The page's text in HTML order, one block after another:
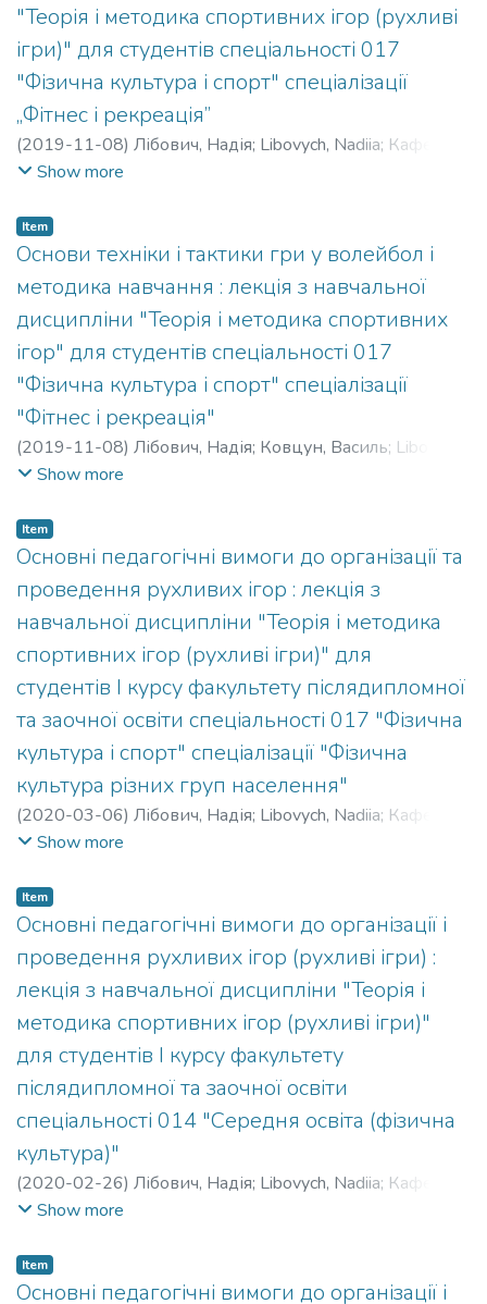
"Теорія і методика спортивних ігор (рухливі
ігри)" для студентів спеціальності 017
"Фізична культура і спорт" спеціалізації
„Фітнес і рекреація”
(2019-11-08) Лібович, Надія; Libovych, Nadiia; Кафедра
спортивних та рекреаційних ігор
Show more
Item
Основи техніки і тактики гри у волейбол і
методика навчання : лекція з навчальної
дисципліни "Теорія і методика спортивних
ігор" для студентів спеціальності 017
"Фізична культура і спорт" спеціалізації
"Фітнес і рекреація"
(2019-11-08) Лібович, Надія; Ковцун, Василь; Libovych,
Nadiia;Kovtsun, Vasyl
Show more
Item
Основні педагогічні вимоги до організації та
проведення рухливих ігор : лекція з
навчальної дисципліни "Теорія і методика
спортивних ігор (рухливі ігри)" для
студентів І курсу факультету післядипломної
та заочної освіти спеціальності 017 "Фізична
культура і спорт" спеціалізації "Фізична
культура різних груп населення"
(2020-03-06) Лібович, Надія; Libovych, Nadiia; Кафедра
спортивних та рекреаційних ігор
Show more
Item
Основні педагогічні вимоги до організації і
проведення рухливих ігор (рухливі ігри) :
лекція з навчальної дисципліни "Теорія і
методика спортивних ігор (рухливі ігри)"
для студентів І курсу факультету
післядипломної та заочної освіти
спеціальності 014 "Середня освіта (фізична
культура)"
(2020-02-26) Лібович, Надія; Libovych, Nadiia; Кафедра
спортивних та рекреаційних ігор
Show more
Item
Основні педагогічні вимоги до організації і